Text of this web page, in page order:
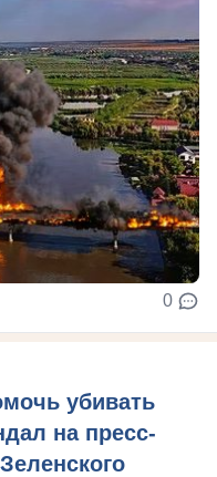
0
убивать
на пресс-